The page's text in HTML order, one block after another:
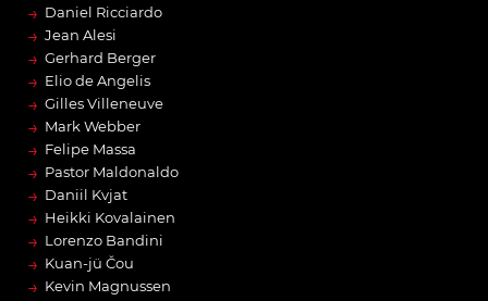
→ Daniel Ricciardo
→ Jean Alesi
→ Gerhard Berger
→ Elio de Angelis
→ Gilles Villeneuve
→ Mark Webber
→ Felipe Massa
→ Pastor Maldonaldo
→ Daniil Kvjat
→ Heikki Kovalainen
→ Lorenzo Bandini
→ Kuan-jü Čou
→ Kevin Magnussen